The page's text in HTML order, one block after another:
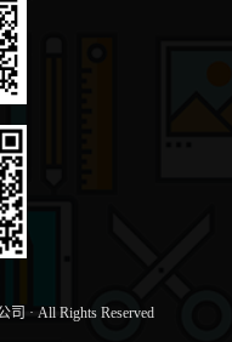
司 · All Rights Reserved